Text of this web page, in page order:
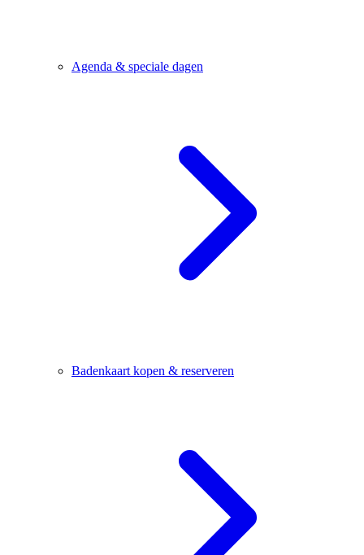
Agenda & speciale dagen
Badenkaart kopen & reserveren